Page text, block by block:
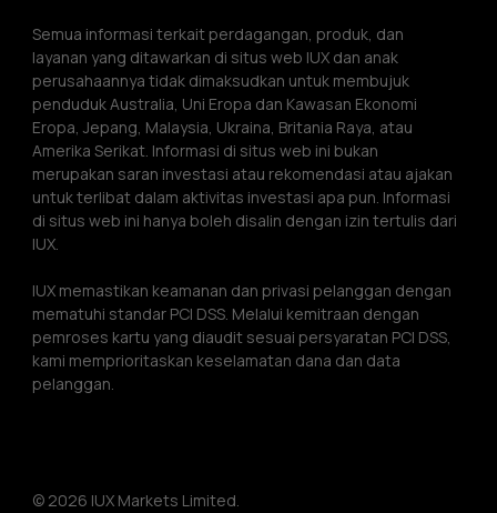
Semua informasi terkait perdagangan, produk, dan
layanan yang ditawarkan di situs web IUX dan anak
perusahaannya tidak dimaksudkan untuk membujuk
penduduk Australia, Uni Eropa dan Kawasan Ekonomi
Eropa, Jepang, Malaysia, Ukraina, Britania Raya, atau
Amerika Serikat. Informasi di situs web ini bukan
merupakan saran investasi atau rekomendasi atau ajakan
untuk terlibat dalam aktivitas investasi apa pun. Informasi
di situs web ini hanya boleh disalin dengan izin tertulis dari
IUX.
IUX memastikan keamanan dan privasi pelanggan dengan
mematuhi standar PCI DSS. Melalui kemitraan dengan
pemroses kartu yang diaudit sesuai persyaratan PCI DSS,
kami memprioritaskan keselamatan dana dan data
pelanggan.
© 2026 IUX Markets Limited.